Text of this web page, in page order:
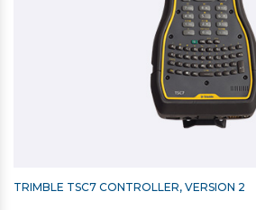
TRIMBLE TSC7 CONTROLLER, VERSION 2